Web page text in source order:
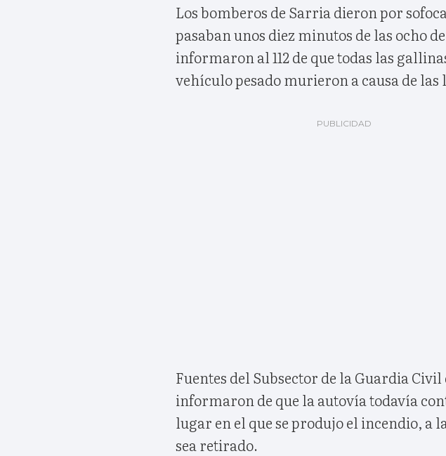
Los bomberos de Sarria dieron por
pasaban unos diez minutos de las ocho
informaron al 112 de que todas las
vehículo pesado murieron a causa de
Fuentes del Subsector de la Guardia
informaron de que la autovía todavía
lugar en el que se produjo el incendio, a
sea retirado.